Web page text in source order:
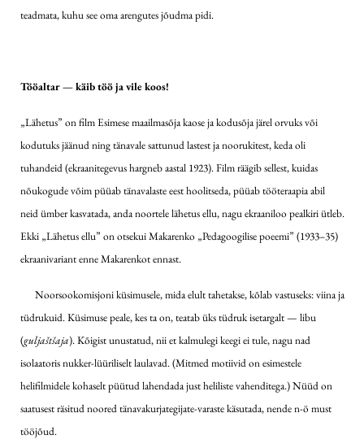
teadmata, kuhu see oma arengutes jõudma pidi.
Tööaltar — käib töö ja vile koos!
„Lähetus” on film Esimese maailmasõja kaose ja kodusõja järel orvuks või
kodutuks jäänud ning tänavale sattunud lastest ja noorukitest, keda oli
tuhandeid (ekraanitegevus hargneb aastal 1923). Film räägib sellest, kuidas
nõukogude võim püüab tänavalaste eest hoolitseda, püüab tööteraapia abil
neid ümber kasvatada, anda noortele lähetus ellu, nagu ekraaniloo pealkiri ütleb.
Ekki „Lähetus ellu” on otsekui Makarenko „Pedagoogilise poeemi” (1933–35)
ekraanivariant enne Makarenkot ennast.
Noorsookomisjoni küsimusele, mida elult tahetakse, kõlab vastuseks: viina ja
tüdrukuid. Küsimuse peale, kes ta on, teatab üks tüdruk isetargalt — libu
(guljaštšaja). Kõigist unustatud, nii et kalmulegi keegi ei tule, nagu nad
isolaatoris nukker-lüüriliselt laulavad. (Mitmed motiivid on esimestele
helifilmidele kohaselt püütud lahendada just heliliste vahenditega.) Nüüd on
saatusest räsitud noored tänavakurjategijate-varaste käsutada, nende n-ö must
tööjõud.